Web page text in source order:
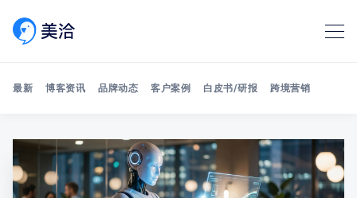
最新 博客资讯 品牌动态 客户案例 白皮书/研报 跨境营销